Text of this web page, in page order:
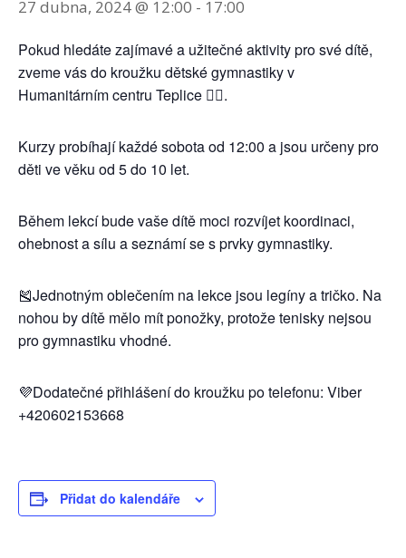
27 dubna, 2024 @ 12:00 - 17:00
Pokud hledáte zajímavé a užitečné aktivity pro své dítě,
zveme vás do kroužku dětské gymnastiky v
Humanitárním centru Teplice 🤸‍♀️.
Kurzy probíhají každé sobota od 12:00 a jsou určeny pro
děti ve věku od 5 do 10 let.
Během lekcí bude vaše dítě moci rozvíjet koordinaci,
ohebnost a sílu a seznámí se s prvky gymnastiky.
🎽Jednotným oblečením na lekce jsou legíny a tričko. Na
nohou by dítě mělo mít ponožky, protože tenisky nejsou
pro gymnastiku vhodné.
💜Dodatečné přihlášení do kroužku po telefonu: Viber
+420602153668
Přidat do kalendáře